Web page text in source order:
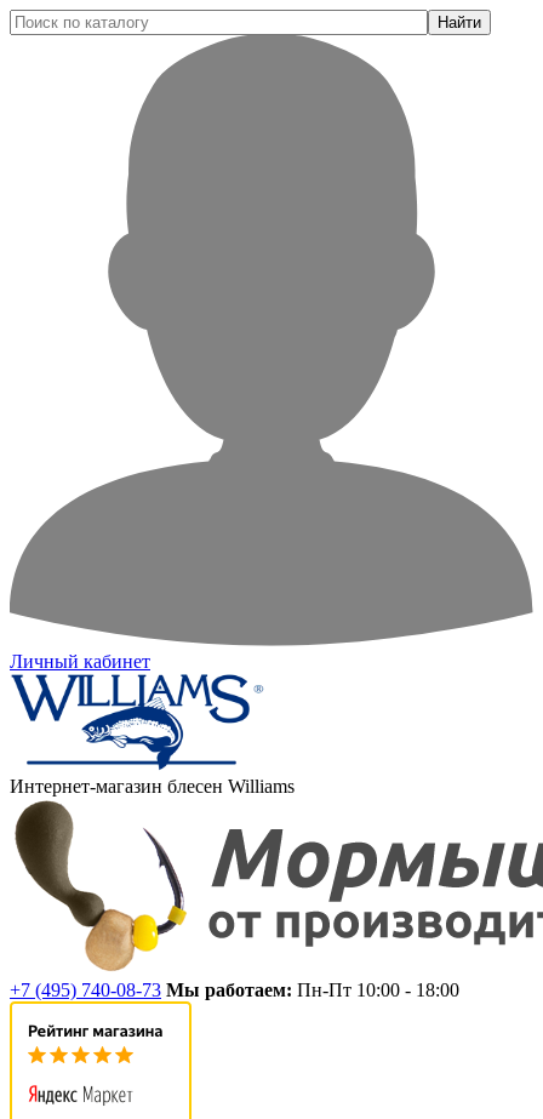
Найти
Личный кабинет
Интернет-магазин блесен Williams
+7 (495) 740-08-73 Мы работаем: Пн-Пт 10:00 - 18:00